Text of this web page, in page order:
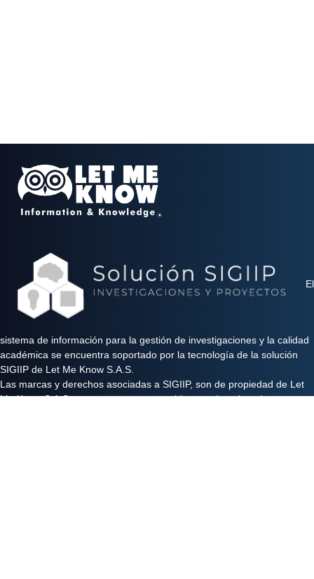
El
sistema de información para la gestión de investigaciones y la calidad
académica se encuentra soportado por la tecnología de la solución
SIGIIP de Let Me Know S.A.S.
Las marcas y derechos asociadas a SIGIIP, son de propiedad de Let
Me Know S.A.S y se encuentran protegidos por derechos de autor e